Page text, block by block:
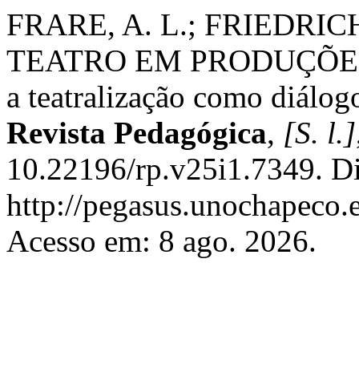
FRARE, A. L.;
TEATRO EM
a teatralização como
Revista Pedagógica, [S. l.]
10.22196/rp.v25i1.7349.
http://
Acesso em: 8 ago. 2026.